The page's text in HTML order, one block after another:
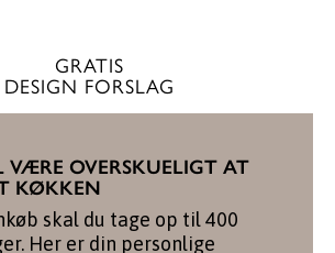
GRATIS
DESIGN FORSLAG
VÆRE OVERSKUELIGT AT
KØKKEN
skal du tage op til 400
Her er din personlige